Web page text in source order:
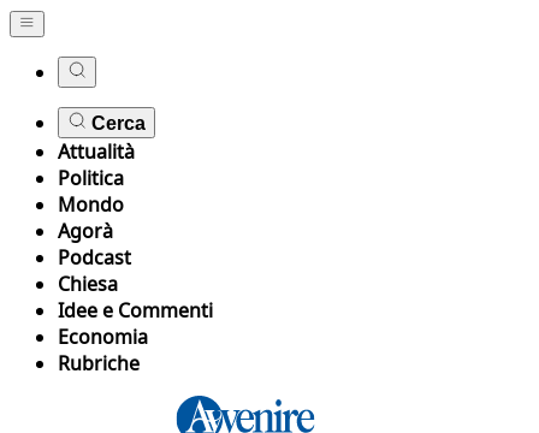
Cerca
Attualità
Politica
Mondo
Agorà
Podcast
Chiesa
Idee e Commenti
Economia
Rubriche